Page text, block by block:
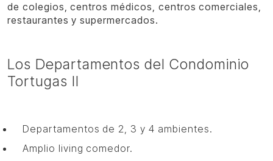
de colegios, centros médicos, centros comerciales,
restaurantes y supermercados.
Los Departamentos del Condominio
Tortugas II
Departamentos de 2, 3 y 4 ambientes.
Amplio living comedor.